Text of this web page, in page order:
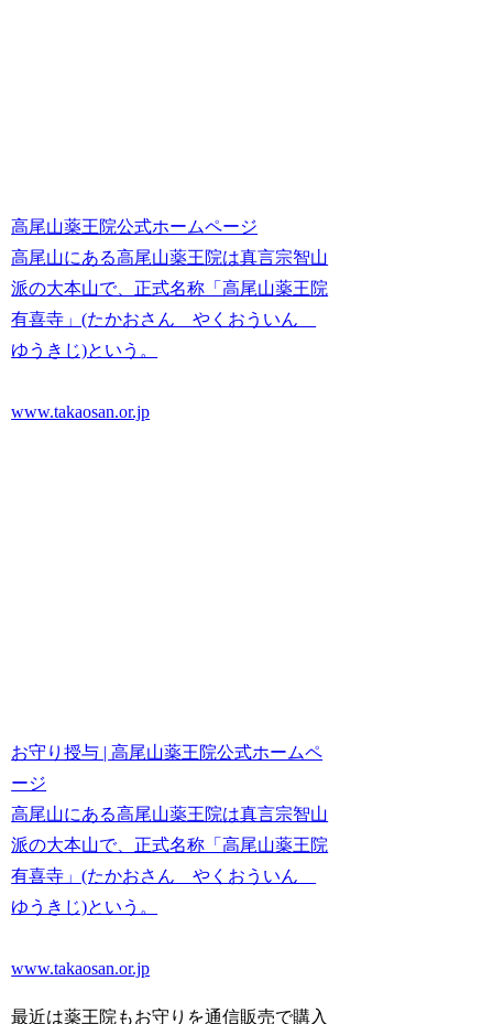
高尾山薬王院公式ホームページ
高尾山にある高尾山薬王院は真言宗智山
派の大本山で、正式名称「高尾山薬王院
有喜寺」(たかおさん やくおういん
ゆうきじ)という。
www.takaosan.or.jp
お守り授与 | 高尾山薬王院公式ホームペ
ージ
高尾山にある高尾山薬王院は真言宗智山
派の大本山で、正式名称「高尾山薬王院
有喜寺」(たかおさん やくおういん
ゆうきじ)という。
www.takaosan.or.jp
最近は薬王院もお守りを通信販売で購入